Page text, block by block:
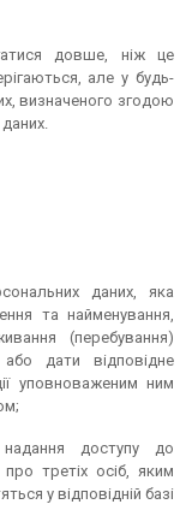
довше, ніж це
але у будь-
визначеного згодою
даних, яка
та найменування,
(перебування)
дати відповідне
уповноваженим ним
доступу до
третіх осіб, яким
у відповідній базі